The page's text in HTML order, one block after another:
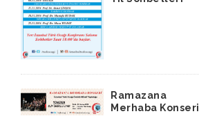
Ramazana
Merhaba Konseri